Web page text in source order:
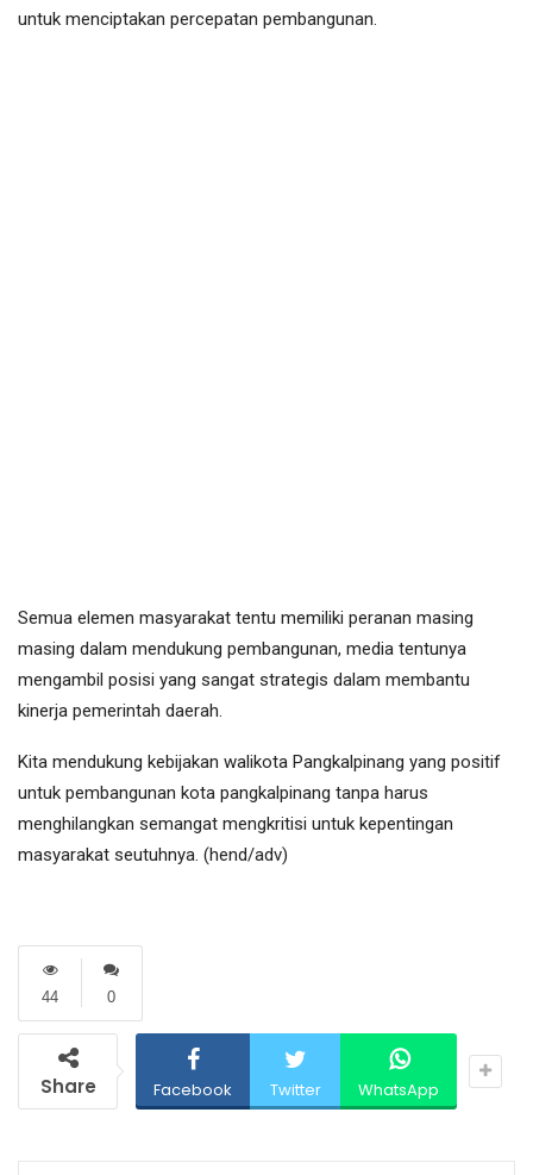
untuk menciptakan percepatan pembangunan.
Semua elemen masyarakat tentu memiliki peranan masing
masing dalam mendukung pembangunan, media tentunya
mengambil posisi yang sangat strategis dalam membantu
kinerja pemerintah daerah.
Kita mendukung kebijakan walikota Pangkalpinang yang positif
untuk pembangunan kota pangkalpinang tanpa harus
menghilangkan semangat mengkritisi untuk kepentingan
masyarakat seutuhnya. (hend/adv)
0
44
Share Facebook Twitter WhatsApp